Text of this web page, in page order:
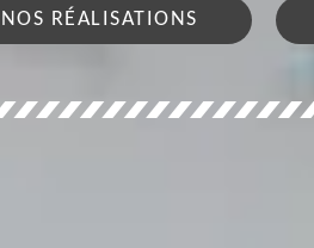
NOS RÉALISATIONS